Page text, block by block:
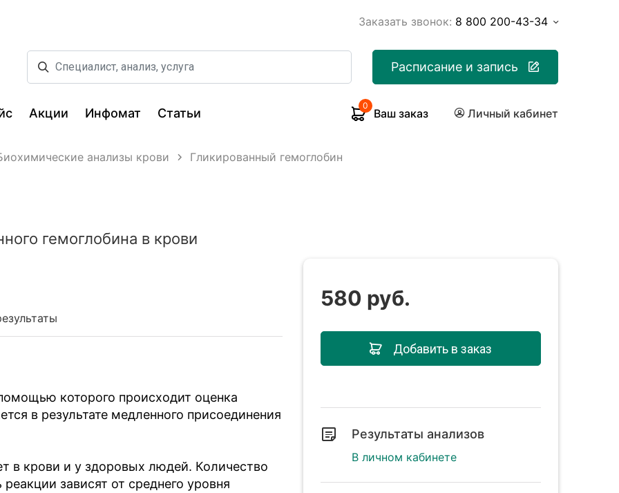
Заказать звонок: 8 800 200-43-34
Расписание и запись
Акции Инфомат Статьи
0
Ваш заказ Личный кабинет
анализы крови Гликированный гемоглобин
гемоглобина в крови
которого происходит оценка
в результате медленного присоединения
в крови и у здоровых людей. Количество
зависят от среднего уровня
580 руб.
Добавить в заказ
Результаты анализов
В личном кабинете